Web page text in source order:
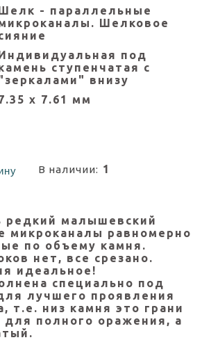
- параллельные
Шелковое
под
ступенчатая с
внизу
х 7.61 мм
В наличии: 1
редкий малышевский
микроканалы равномерно
по объему камня.
нет, все срезано.
идеальное!
специально под
лучшего проявления
т.е. низ камня это грани
для полного оражения, а